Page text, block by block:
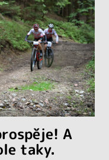
A
taky.